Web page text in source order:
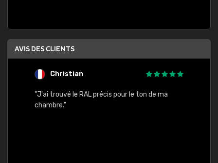
AVIS DES CLIENTS
Christian
"J'ai trouvé le RAL précis pour le ton de ma
chambre."